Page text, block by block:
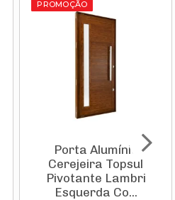
PROMOÇÃO
Caixa Térmica Pvc
Tropical 32 L
Vermelha Com
Branco 9003.505...